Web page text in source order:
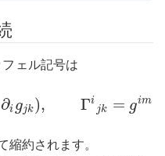
ェル記号は
∂i gjk), Γi
jk = gim
j−∂igjk ),Γ mΓmj k.
縮約されます。